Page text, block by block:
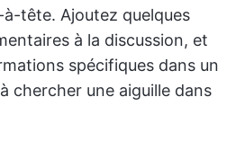
tête. Ajoutez quelques
à la discussion, et
spécifiques dans un
chercher une aiguille dans